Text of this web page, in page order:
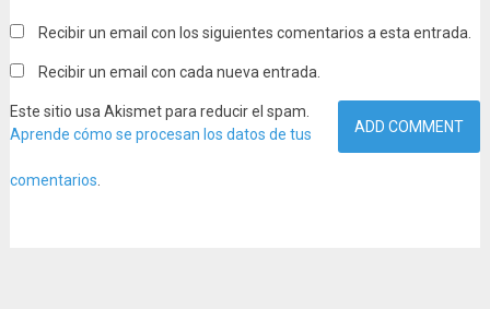
Recibir un email con los siguientes comentarios a esta entrada.
Recibir un email con cada nueva entrada.
Este sitio usa Akismet para reducir el spam.
Aprende cómo se procesan los datos de tus
comentarios.